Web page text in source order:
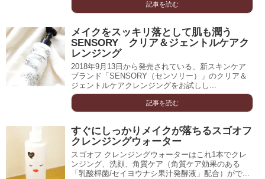
記事を読む
メイクをスッキリ落として肌も潤う
SENSORY クリア＆ジェントルケアク
レンジング
2018年9月13日から発売されている、新スキンケア
ブランド「SENSORY（センソリー）」のクリア＆
ジェントルケアクレンジングをお試しし...
記事を読む
すぐにしっかりメイクが落ちるスゴオフ
クレンジングウォーター
スゴオフ クレンジングウォーターはこれ1本でクレ
ンジング、洗顔、角質ケア（角質ケア効果のある
「乳酸桿菌/セイヨウナシ果汁発酵液」配合）がで...